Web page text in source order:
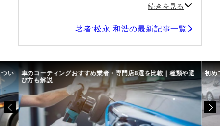
続きを見る
著者:松永 和浩の最新記事一覧
い 車のコーティングおすすめ業者・専門店8選を比較｜種類や選
び方も解説
初め